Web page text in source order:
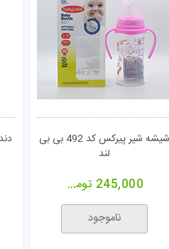
شیشه شیر پیرکس کد 492 بی بی
لند
245,000 تومان
ناموجود